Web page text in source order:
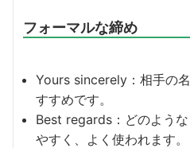
フォーマルな締め
Yours sincerely：相手の
すすめです。
Best regards：どのよう
やすく、よく使われます。